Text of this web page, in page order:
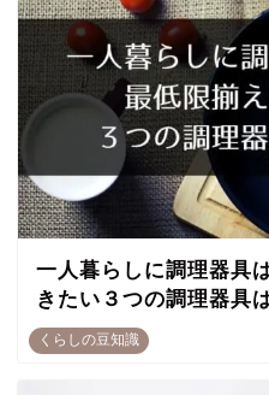
くらしの豆知識
一人暮らしに調理器具
きたい３つの調理器具